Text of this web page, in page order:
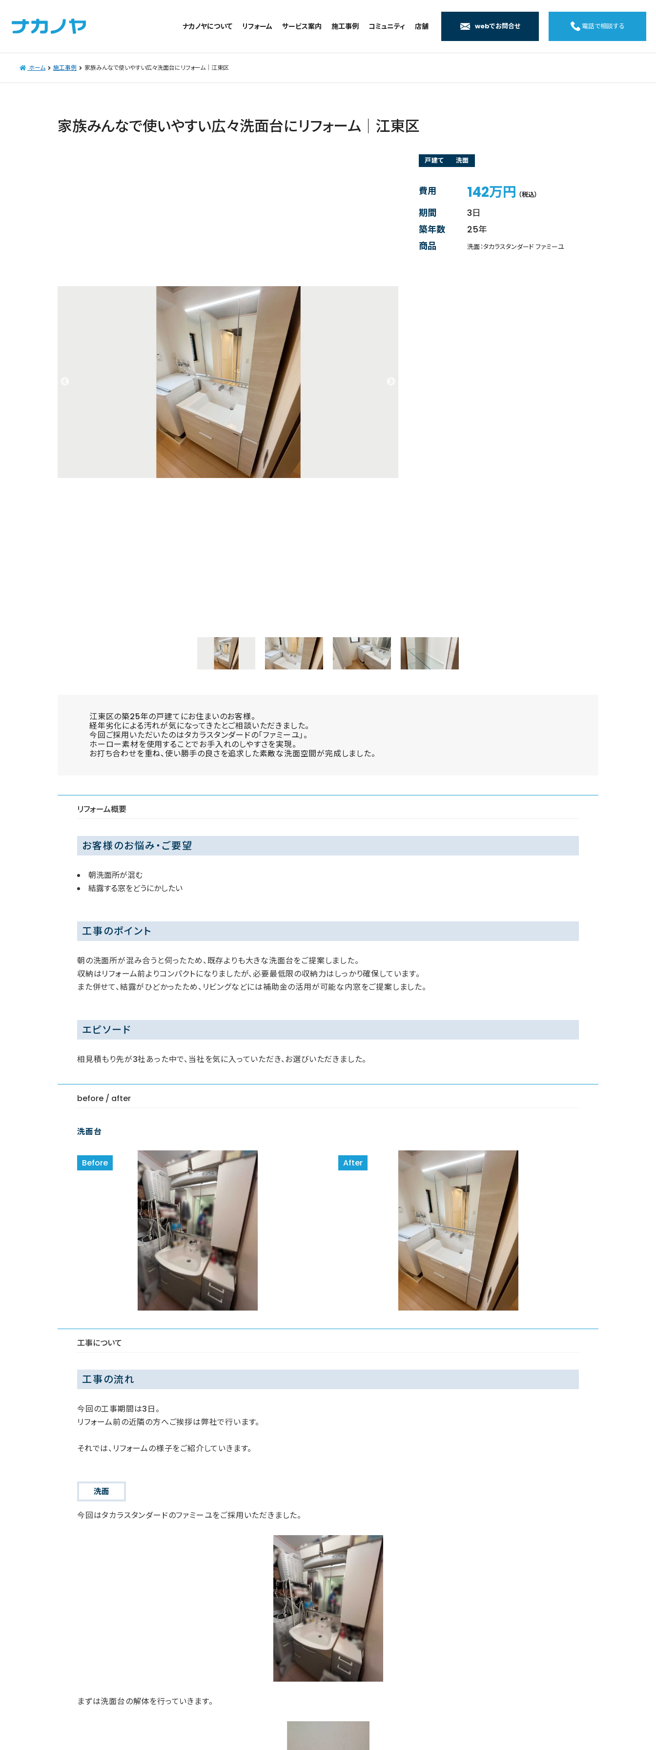
ナカノヤについて リフォーム
お風呂のリフォーム
洗面台のリフォーム
内装のリフォーム
水回りのリフォーム
サービス案内
相談室・よくある質問
施工事例
トイレの施工事例
キッチンの施工事例
コミュニティ
アルブル通信
ブログ
協力会社様専用
店舗
墨田店
日本橋店
webでお問合せ 電話で相談する
ホーム 施工事例 家族みんなで使いやすい広々洗面台にリフォーム｜江東区
家族みんなで使いやすい広々洗面台にリフォーム｜江東区
戸建て 洗面
費用 142万円 （税込）
期間
3日
築年数
25年
商品
洗面：タカラスタンダード ファミーユ
江東区の築25年の戸建てにお住まいのお客様。
経年劣化による汚れが気になってきたとご相談いただきました。
今回ご採用いただいたのはタカラスタンダードの「ファミーユ」。
ホーロー素材を使用することでお手入れのしやすさを実現。
お打ち合わせを重ね、使い勝手の良さを追求した素敵な洗面空間が完成しました。
リフォーム概要
お客様のお悩み・ご要望
朝洗面所が混む
結露する窓をどうにかしたい
工事のポイント
朝の洗面所が混み合うと伺ったため、既存よりも大きな洗面台をご提案しました。
収納はリフォーム前よりコンパクトになりましたが、必要最低限の収納力はしっかり確保しています。
また併せて、結露がひどかったため、リビングなどには補助金の活用が可能な内窓をご提案しました。
エピソード
相見積もり先が3社あった中で、当社を気に入っていただき、お選びいただきました。
before / after
洗面台
工事について
工事の流れ
今回の工事期間は3日。
リフォーム前の近隣の方へご挨拶は弊社で行います。
それでは、リフォームの様子をご紹介していきます。
洗面
今回はタカラスタンダードのファミーユをご採用いただきました。
まずは洗面台の解体を行っていきます。